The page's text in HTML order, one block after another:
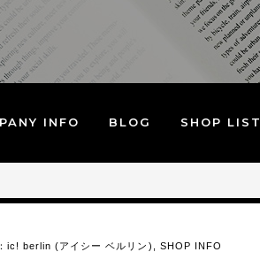
INFO BLOG SHOP LIST
ic! berlin (アイシー ベルリン) SHOP INFO